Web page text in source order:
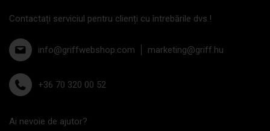
Contactați serviciul pentru clienți cu întrebările dvs.!
info@griffwebshop.com marketing@griff.hu
+36 70 320 00 52
Ai nevoie de ajutor?